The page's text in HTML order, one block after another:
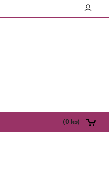
(0 ks)